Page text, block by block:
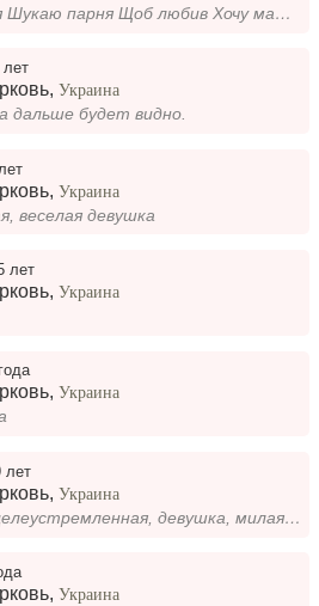
Я самотня Шукаю парня Щоб любив Хочу мати сім ю І люблячого чоловіка
лет
,Украина
дальше будет видно.
,Украина
веселая девушка
лет
,Украина
,Украина
лет
,Украина
молодая, целеустремленная, девушка, милая, добрая, жизнерадостная
,Украина